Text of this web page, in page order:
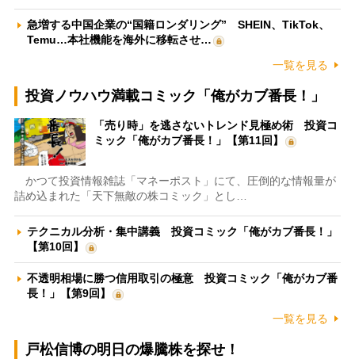
急増する中国企業の“国籍ロンダリング” SHEIN、TikTok、
Temu…本社機能を海外に移転させ…
一覧を見る
投資ノウハウ満載コミック「俺がカブ番長！」
「売り時」を逃さないトレンド見極め術 投資コ
ミック「俺がカブ番長！」【第11回】
かつて投資情報雑誌「マネーポスト」にて、圧倒的な情報量が
詰め込まれた「天下無敵の株コミック」とし…
テクニカル分析・集中講義 投資コミック「俺がカブ番長！」
【第10回】
不透明相場に勝つ信用取引の極意 投資コミック「俺がカブ番
長！」【第9回】
一覧を見る
戸松信博の明日の爆騰株を探せ！